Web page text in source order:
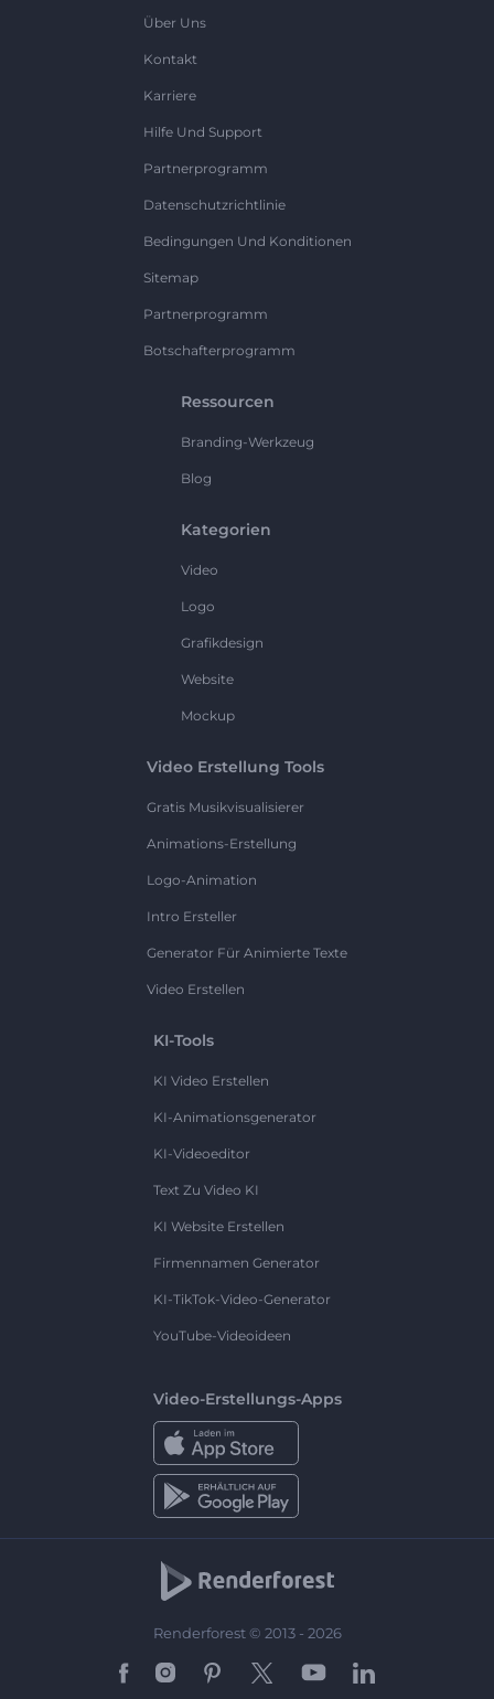
Über Uns
Kontakt
Karriere
Hilfe Und Support
Partnerprogramm
Datenschutzrichtlinie
Bedingungen Und Konditionen
Sitemap
Partnerprogramm
Botschafterprogramm
Ressourcen
Branding-Werkzeug
Blog
Kategorien
Video
Logo
Grafikdesign
Website
Mockup
Video Erstellung Tools
Gratis Musikvisualisierer
Animations-Erstellung
Logo-Animation
Intro Ersteller
Generator Für Animierte Texte
Video Erstellen
KI-Tools
KI Video Erstellen
KI-Animationsgenerator
KI-Videoeditor
Text Zu Video KI
KI Website Erstellen
Firmennamen Generator
KI-TikTok-Video-Generator
YouTube-Videoideen
Video-Erstellungs-Apps
Renderforest © 2013 - 2026